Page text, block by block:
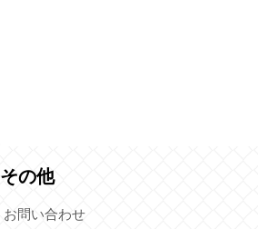
その他
お問い合わせ